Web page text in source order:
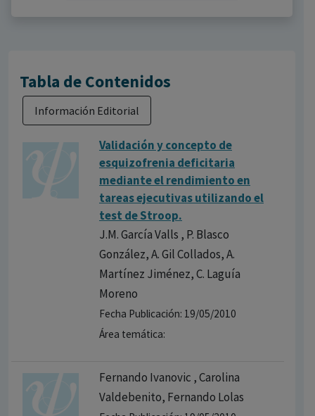
Tabla de Contenidos
Información Editorial
Validación y concepto de
esquizofrenia deficitaria
mediante el rendimiento en
tareas ejecutivas utilizando el
test de Stroop.
J.M. García Valls , P. Blasco
González, A. Gil Collados, A.
Martínez Jiménez, C. Laguía
Moreno
Fecha Publicación: 19/05/2010
Área temática:
Fernando Ivanovic , Carolina
Valdebenito, Fernando Lolas